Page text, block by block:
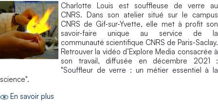
Charlotte Louis est souffleuse de verre au
CNRS. Dans son atelier situé sur le campus
CNRS de Gif-sur-Yvette, elle met à profit son
savoir-faire unique au service de la
communauté scientifique CNRS de Paris-Saclay.
Retrouver la vidéo d’Explore Media consacrée à
son travail, diffusée en décembre 2021 :
"Souffleur de verre : un métier essentiel à la
science".
En savoir plus